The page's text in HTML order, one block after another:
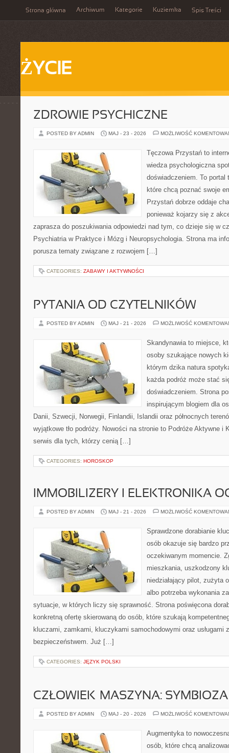
Strona główna Archiwum Kategorie Kuziemka Spis Treści
ŻYCIE
ZDROWIE PSYCHICZNE
POSTED BY ADMIN MAJ - 23 - 2026 MOŻLIWOŚĆ
Tęczowa Przystań to
wiedza psychologiczna
doświadczeniem. To
które chcą poznać swoje
Przystań dobrze oddaje
ponieważ kojarzy się z
zaprasza do poszukiwania odpowiedzi nad tym, co dzieje się w
Psychiatria w Praktyce i Mózg i Neuropsychologia. Strona ma
porusza tematy związane z rozwojem […]
CATEGORIES: ZABAWY I AKTYWNOŚCI
PYTANIA OD CZYTELNIKÓW
POSTED BY ADMIN MAJ - 21 - 2026 MOŻLIWOŚĆ
Skandynawia to miejsce,
osoby szukające nowych
którym dzika natura
każda podróż może stać
doświadczeniem. Strona
inspirującym blogiem dla
Danii, Szwecji, Norwegii, Finlandii, Islandii oraz północnych
wyjątkowe tło podróży. Nowości na stronie to Podróże Aktywne i
serwis dla tych, którzy cenią […]
CATEGORIES: HOROSKOP
IMMOBILIZERY I ELEKTRONIKA
POSTED BY ADMIN MAJ - 21 - 2026 MOŻLIWOŚĆ
Sprawdzone dorabianie
osób okazuje się bardzo
oczekiwanym momencie.
mieszkania, uszkodzony
niedziałający pilot, zużyta
albo potrzeba wykonania
sytuacje, w których liczy się sprawność. Strona poświęcona
konkretną ofertę skierowaną do osób, które szukają
kluczami, zamkami, kluczykami samochodowymi oraz usługami
bezpieczeństwem. Już […]
CATEGORIES: JĘZYK POLSKI
CZŁOWIEK–MASZYNA: SYMBIOZA
POSTED BY ADMIN MAJ - 20 - 2026 MOŻLIWOŚĆ
Augmentyka to
osób, które chcą